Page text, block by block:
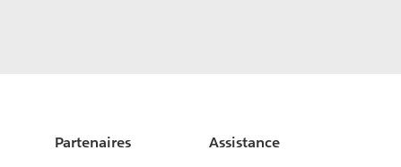
Partenaires Assistance